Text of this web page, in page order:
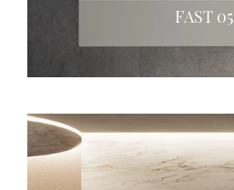
FAST 05